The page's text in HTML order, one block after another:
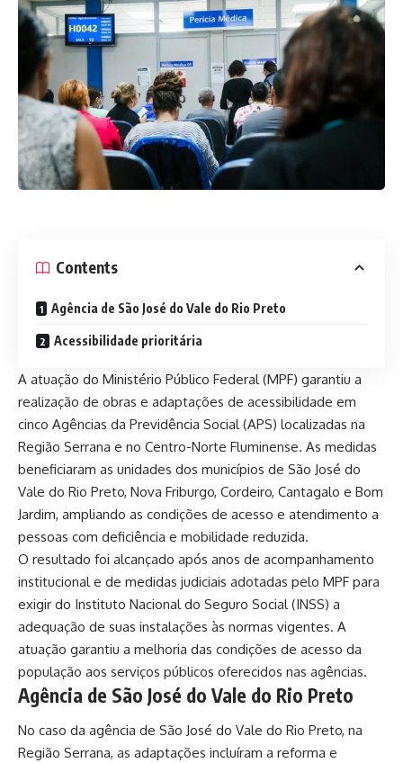
Contents
Agência de São José do Vale do Rio Preto
Acessibilidade prioritária
A atuação do Ministério Público Federal (MPF) garantiu a
realização de obras e adaptações de acessibilidade em
cinco Agências da Previdência Social (APS) localizadas na
Região Serrana e no Centro-Norte Fluminense. As medidas
beneficiaram as unidades dos municípios de São José do
Vale do Rio Preto, Nova Friburgo, Cordeiro, Cantagalo e Bom
Jardim, ampliando as condições de acesso e atendimento a
pessoas com deficiência e mobilidade reduzida.
O resultado foi alcançado após anos de acompanhamento
institucional e de medidas judiciais adotadas pelo MPF para
exigir do Instituto Nacional do Seguro Social (INSS) a
adequação de suas instalações às normas vigentes. A
atuação garantiu a melhoria das condições de acesso da
população aos serviços públicos oferecidos nas agências.
Agência de São José do Vale do Rio Preto
No caso da agência de São José do Vale do Rio Preto, na
Região Serrana, as adaptações incluíram a reforma e